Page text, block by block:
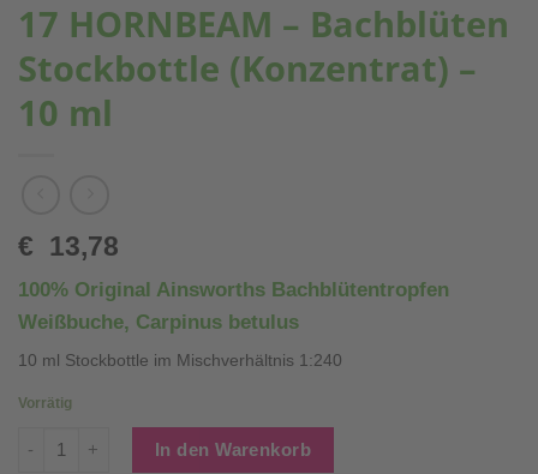
17 HORNBEAM – Bachblüten
Stockbottle (Konzentrat) –
10 ml
€ 13,78
100% Original Ainsworths Bachblütentropfen
Weißbuche, Carpinus betulus
10 ml Stockbottle im Mischverhältnis 1:240
Vorrätig
17 HORNBEAM - Bachblüten Stockbottle (Konzentrat) – 10
In den Warenkorb